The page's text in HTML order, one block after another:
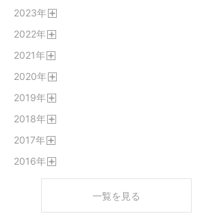
2023年
2022年
2021年
2020年
2019年
2018年
2017年
2016年
一覧を見る